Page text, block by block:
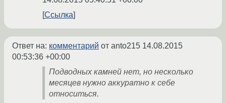
Ссылка
Ответ на: комментарий от anto215 14.08.2015
00:53:36 +00:00
Подводных камней нет, но несколько
месяцев нужно аккуратно к себе
относиться.